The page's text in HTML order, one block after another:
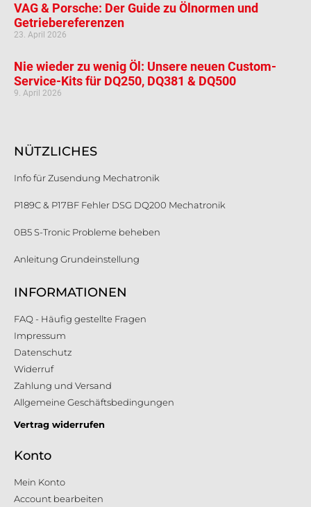
VAG & Porsche: Der Guide zu Ölnormen und
Getriebereferenzen
23. April 2026
Nie wieder zu wenig Öl: Unsere neuen Custom-
Service-Kits für DQ250, DQ381 & DQ500
9. April 2026
NÜTZLICHES
Info für Zusendung Mechatronik
P189C & P17BF Fehler DSG DQ200 Mechatronik
0B5 S-Tronic Probleme beheben
Anleitung Grundeinstellung
INFORMATIONEN
FAQ - Häufig gestellte Fragen
Impressum
Datenschutz
Widerruf
Zahlung und Versand
Allgemeine Geschäftsbedingungen
Vertrag widerrufen
Konto
Mein Konto
Account bearbeiten